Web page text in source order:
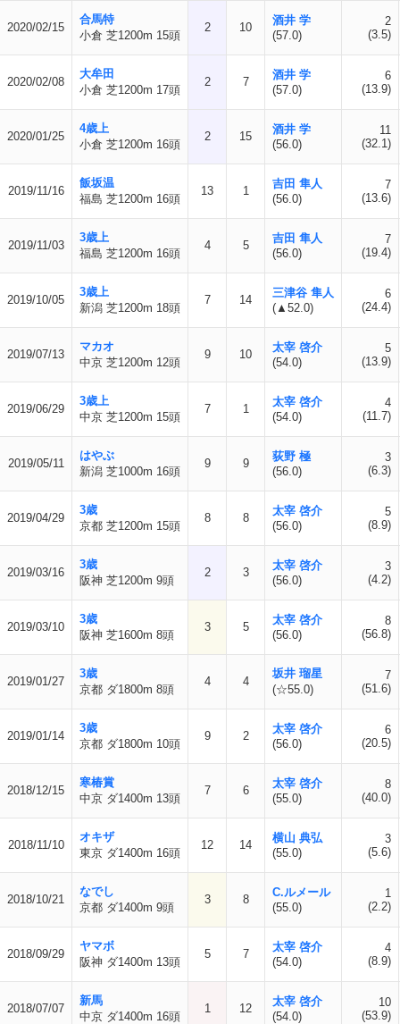
2020/02/15
合馬特
小倉 芝1200m 15頭
2 10
酒井 学
(57.0)
2
(3.5)
2020/02/08
大牟田
小倉 芝1200m 17頭
2 7
酒井 学
(57.0)
6
(13.9)
2020/01/25
4歳上
小倉 芝1200m 16頭
2 15
酒井 学
(56.0)
11
(32.1)
2019/11/16
飯坂温
福島 芝1200m 16頭
13 1
吉田 隼人
(56.0)
7
(13.6)
2019/11/03
3歳上
福島 芝1200m 16頭
4 5
吉田 隼人
(56.0)
7
(19.4)
2019/10/05
3歳上
新潟 芝1200m 18頭
7 14
三津谷 隼人
(▲52.0)
6
(24.4)
2019/07/13
マカオ
中京 芝1200m 12頭
9 10
太宰 啓介
(54.0)
5
(13.9)
2019/06/29
3歳上
中京 芝1200m 15頭
7 1
太宰 啓介
(54.0)
4
(11.7)
2019/05/11
はやぶ
新潟 芝1000m 16頭
9 9
荻野 極
(56.0)
3
(6.3)
2019/04/29
3歳
京都 芝1200m 15頭
8 8
太宰 啓介
(56.0)
5
(8.9)
2019/03/16
3歳
阪神 芝1200m 9頭
2 3
太宰 啓介
(56.0)
3
(4.2)
2019/03/10
3歳
阪神 芝1600m 8頭
3 5
太宰 啓介
(56.0)
8
(56.8)
2019/01/27
3歳
京都 ダ1800m 8頭
4 4
坂井 瑠星
(☆55.0)
7
(51.6)
2019/01/14
3歳
京都 ダ1800m 10頭
9 2
太宰 啓介
(56.0)
6
(20.5)
2018/12/15
寒椿賞
中京 ダ1400m 13頭
7 6
太宰 啓介
(55.0)
8
(40.0)
2018/11/10
オキザ
東京 ダ1400m 16頭
12 14
横山 典弘
(55.0)
3
(5.6)
2018/10/21
なでし
京都 ダ1400m 9頭
3 8
C.ルメール
(55.0)
1
(2.2)
2018/09/29
ヤマボ
阪神 ダ1400m 13頭
5 7
太宰 啓介
(54.0)
4
(8.9)
2018/07/07
新馬
中京 ダ1400m 16頭
1 12
太宰 啓介
(54.0)
10
(53.9)